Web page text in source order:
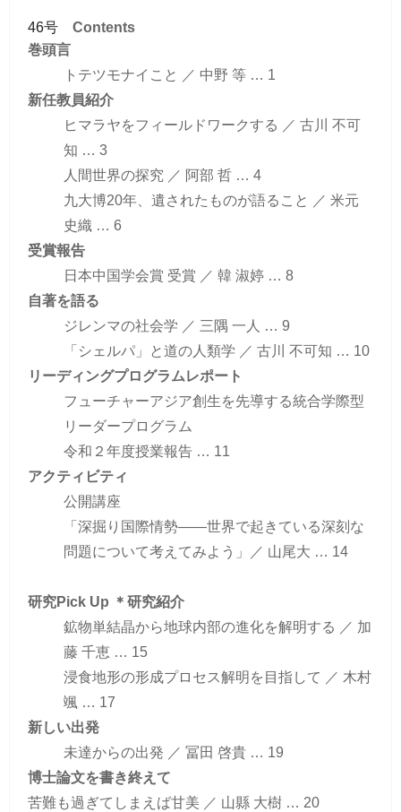
46号 Contents
巻頭言
トテツモナイこと ／ 中野 等 … 1
新任教員紹介
ヒマラヤをフィールドワークする ／ 古川 不可
知 … 3
人間世界の探究 ／ 阿部 哲 … 4
九大博20年、遺されたものが語ること ／ 米元
史織 … 6
受賞報告
日本中国学会賞 受賞 ／ 韓 淑婷 … 8
自著を語る
ジレンマの社会学 ／ 三隅 一人 … 9
「シェルパ」と道の人類学 ／ 古川 不可知 … 10
リーディングプログラムレポート
フューチャーアジア創生を先導する統合学際型
リーダープログラム
令和２年度授業報告 … 11
アクティビティ
公開講座
「深掘り国際情勢――世界で起きている深刻な
問題について考えてみよう」／ 山尾大 … 14
研究Pick Up ＊研究紹介
鉱物単結晶から地球内部の進化を解明する ／ 加
藤 千恵 … 15
浸食地形の形成プロセス解明を目指して ／ 木村
颯 … 17
新しい出発
未達からの出発 ／ 冨田 啓貴 … 19
博士論文を書き終えて
苦難も過ぎてしまえば甘美 ／ 山縣 大樹 … 20